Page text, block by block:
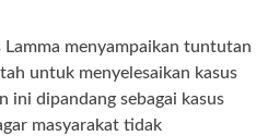
menyampaikan tuntutan
untuk menyelesaikan kasus
ini dipandang sebagai kasus
masyarakat tidak